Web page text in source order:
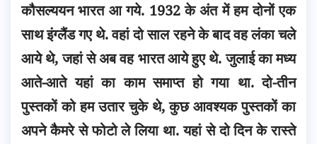
कौसल्ययन भारत आ गये. 1932 के अंत में हम दोनों एक
साथ इंग्लैंड गए थे. वहां दो साल रहने के बाद वह लंका चले
आये थे, जहां से अब वह भारत आये हुए थे. जुलाई का मध्य
आते-आते यहां का काम समाप्त हो गया था. दो-तीन
पुस्तकों को हम उतार चुके थे, कुछ आवश्यक पुस्तकों का
अपने कैमरे से फोटो ले लिया था. यहां से दो दिन के रास्ते